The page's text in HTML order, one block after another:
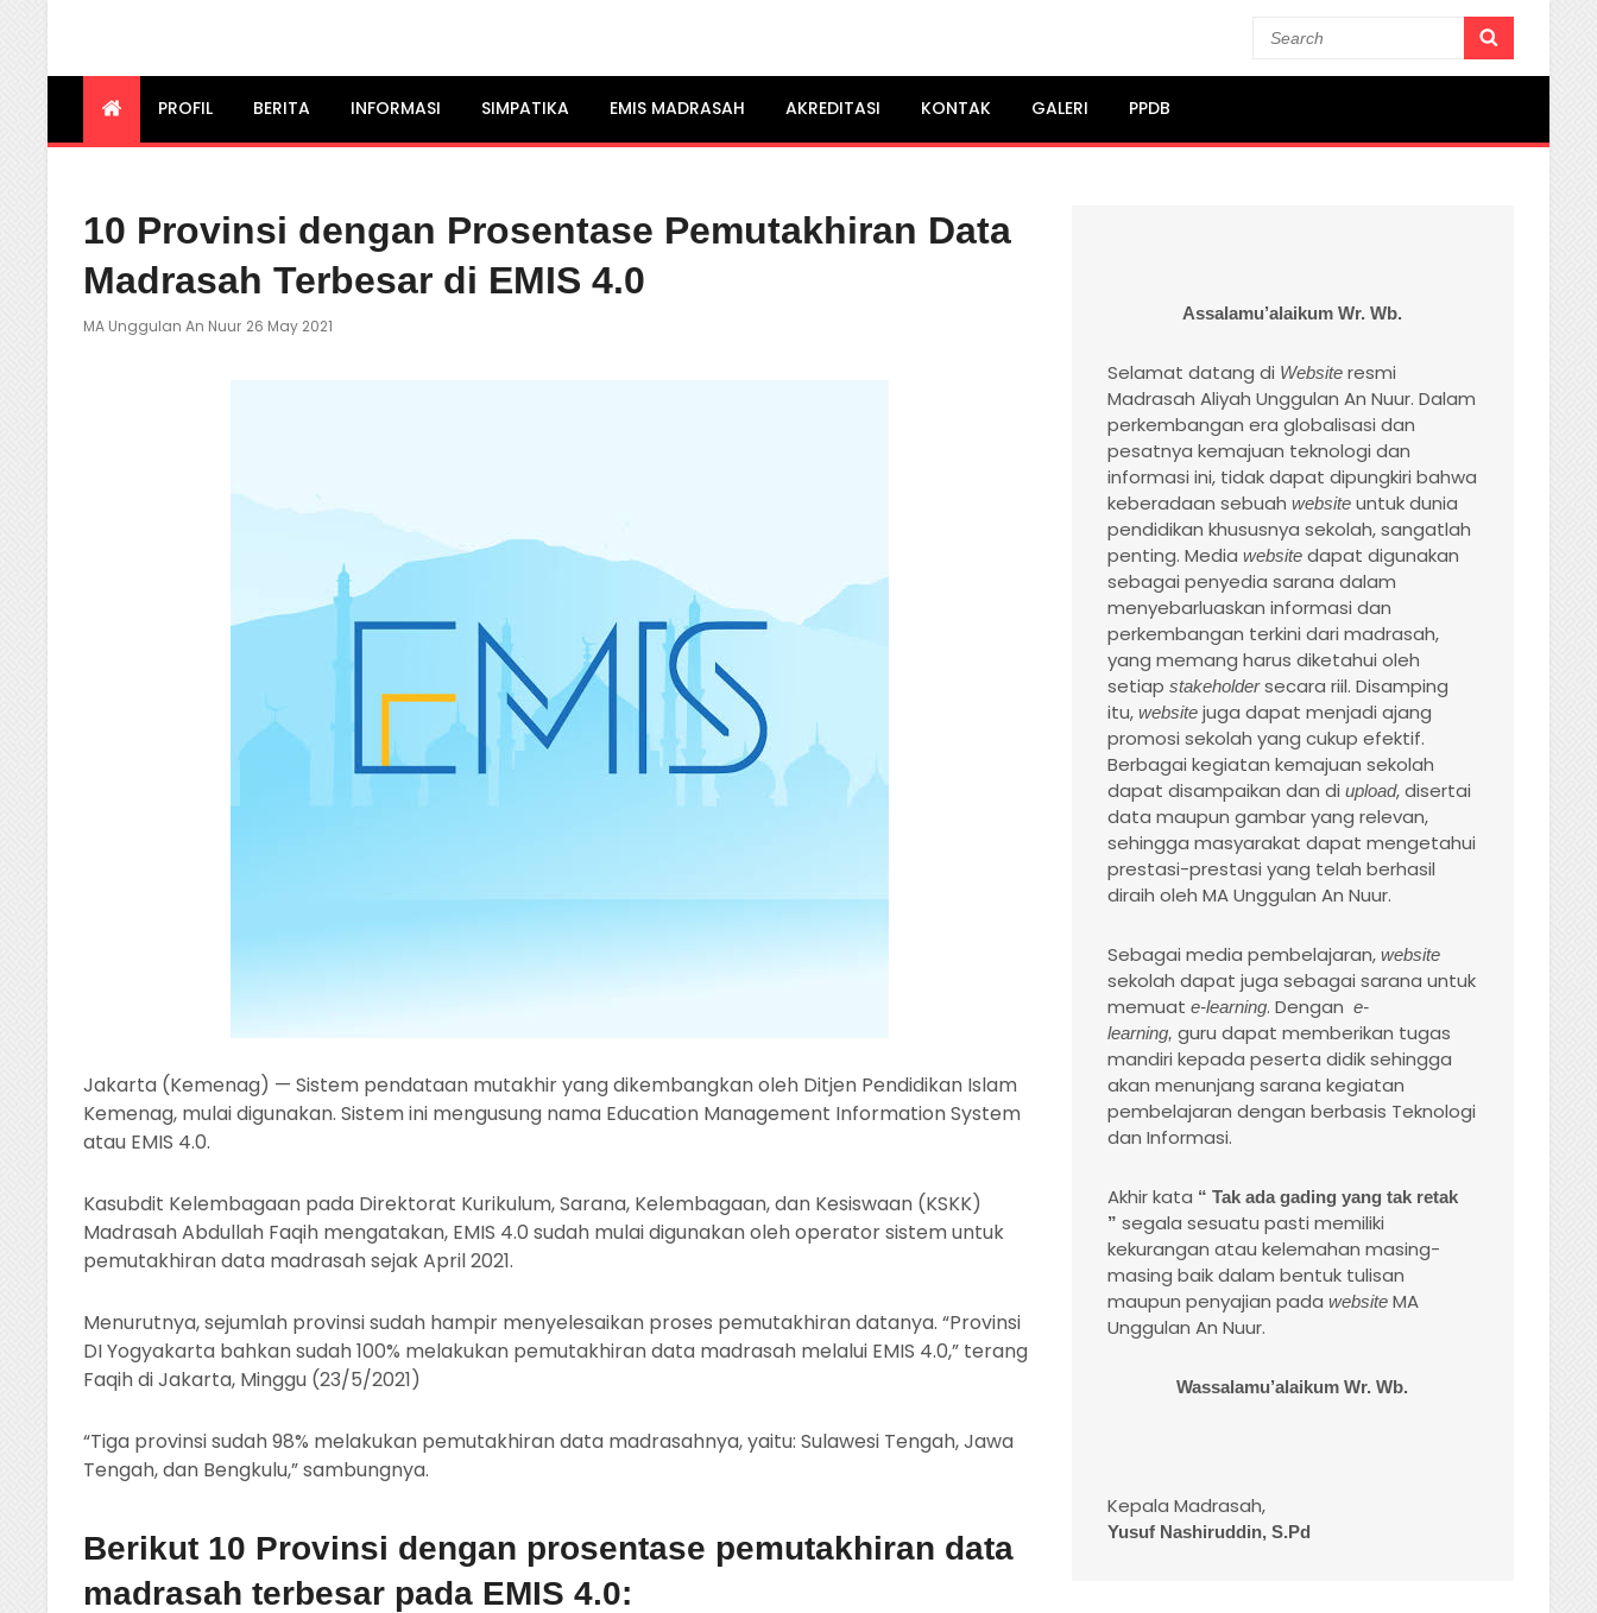
Search
PROFIL BERITA INFORMASI SIMPATIKA EMIS MADRASAH AKREDITASI KONTAK GALERI PPDB
10 Provinsi dengan Prosentase Pemutakhiran Data
Madrasah Terbesar di EMIS 4.0
MA Unggulan An Nuur Posted
26 May 2021
Jakarta (Kemenag) — Sistem pendataan mutakhir yang dikembangkan oleh Ditjen Pendidikan Islam
Kemenag, mulai digunakan. Sistem ini mengusung nama Education Management Information System
atau EMIS 4.0.
Kasubdit Kelembagaan pada Direktorat Kurikulum, Sarana, Kelembagaan, dan Kesiswaan (KSKK)
Madrasah Abdullah Faqih mengatakan, EMIS 4.0 sudah mulai digunakan oleh operator sistem untuk
pemutakhiran data madrasah sejak April 2021.
Menurutnya, sejumlah provinsi sudah hampir menyelesaikan proses pemutakhiran datanya. “Provinsi
DI Yogyakarta bahkan sudah 100% melakukan pemutakhiran data madrasah melalui EMIS 4.0,” terang
Faqih di Jakarta, Minggu (23/5/2021)
“Tiga provinsi sudah 98% melakukan pemutakhiran data madrasahnya, yaitu: Sulawesi Tengah, Jawa
Tengah, dan Bengkulu,” sambungnya.
Berikut 10 Provinsi dengan prosentase pemutakhiran data
madrasah terbesar pada EMIS 4.0:
Assalamu’alaikum Wr. Wb.
Selamat datang di Website resmi
Madrasah Aliyah Unggulan An Nuur. Dalam
perkembangan era globalisasi dan
pesatnya kemajuan teknologi dan
informasi ini, tidak dapat dipungkiri bahwa
keberadaan sebuahwebsite untuk dunia
pendidikan khususnya sekolah, sangatlah
penting. Mediawebsite dapat digunakan
sebagai penyedia sarana dalam
menyebarluaskan informasi dan
perkembangan terkini dari madrasah,
yang memang harus diketahui oleh
setiapstakeholdersecara riil. Disamping
itu,website juga dapat menjadi ajang
promosi sekolah yang cukup efektif.
Berbagai kegiatan kemajuan sekolah
dapat disampaikan dan diupload, disertai
data maupun gambar yang relevan,
sehingga masyarakat dapat mengetahui
prestasi-prestasi yang telah berhasil
diraih oleh MA Unggulan An Nuur.
Sebagai media pembelajaran,website
sekolah dapat juga sebagai sarana untuk
memuate-learning. Dengane-
learning, guru dapat memberikan tugas
mandiri kepada peserta didik sehingga
akan menunjang sarana kegiatan
pembelajaran dengan berbasis Teknologi
dan Informasi.
Akhir kata “ Tak ada gadingyang tak retak
” segala sesuatu pasti memiliki
kekurangan atau kelemahan masing-
masing baik dalam bentuk tulisan
maupun penyajian padawebsite MA
Unggulan An Nuur.
Wassalamu’alaikum Wr. Wb.
Kepala Madrasah,
Yusuf Nashiruddin, S.Pd